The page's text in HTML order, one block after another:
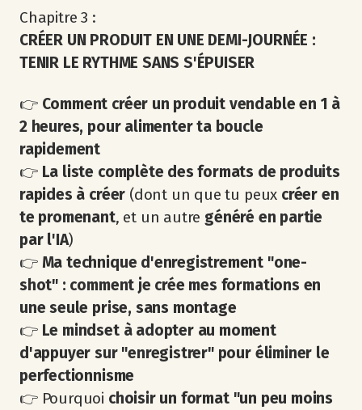
Chapitre 3 :
CRÉER UN PRODUIT EN UNE DEMI-JOURNÉE :
TENIR LE RYTHME SANS S'ÉPUISER
👉 Comment créer un produit vendable en 1 à
2 heures, pour alimenter ta boucle
rapidement
👉 La liste complète des formats de produits
rapides à créer (dont un que tu peux créer en
te promenant, et un autre généré en partie
par l'IA)
👉 Ma technique d'enregistrement "one-
shot" : comment je crée mes formations en
une seule prise, sans montage
👉 Le mindset à adopter au moment
d'appuyer sur "enregistrer" pour éliminer le
perfectionnisme
👉 Pourquoi choisir un format "un peu moins